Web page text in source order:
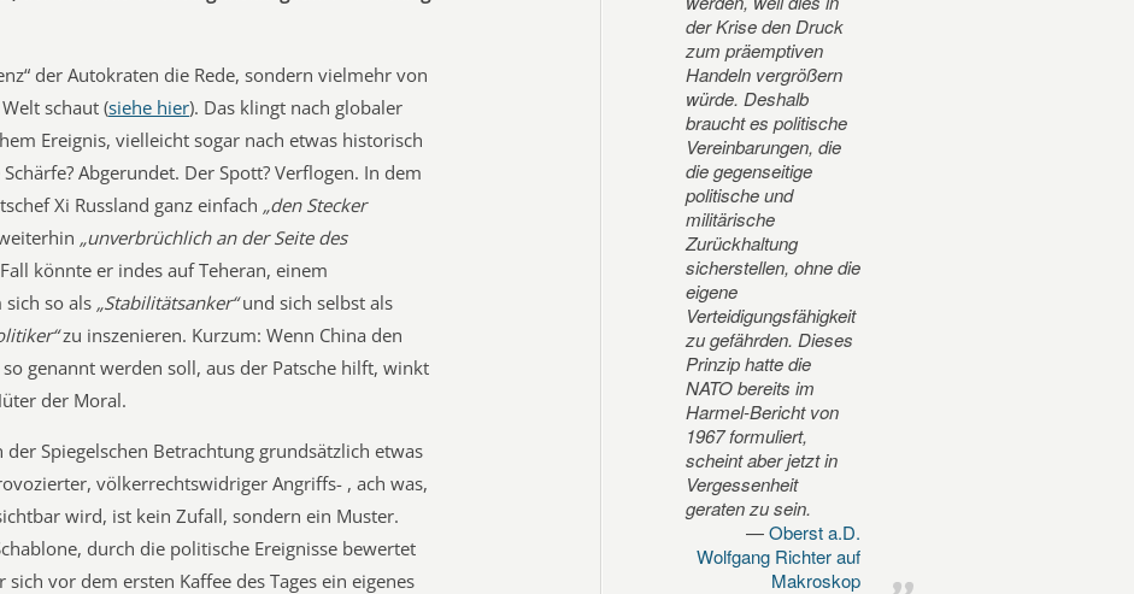
der Autokraten die Rede, sondern vielmehr von
schaut (siehe hier). Das klingt nach globaler
Ereignis, vielleicht sogar nach etwas historisch
Abgerundet. Der Spott? Verflogen. In dem
Xi Russland ganz einfach „den Stecker
„unverbrüchlich an der Seite des
könnte er indes auf Teheran, einem
so als „Stabilitätsanker“und sich selbst als
zu inszenieren. Kurzum: Wenn China den
genannt werden soll, aus der Patsche hilft, winkt
der Moral.
Spiegelschen Betrachtung grundsätzlich etwas
völkerrechtswidriger Angriffs- , ach was,
wird, ist kein Zufall, sondern ein Muster.
durch die politische Ereignisse bewertet
vor dem ersten Kaffee des Tages ein eigenes
der Krise den Druck
zum präemptiven
Handeln vergrößern
würde. Deshalb
braucht es politische
Vereinbarungen, die
die gegenseitige
politische und
militärische
Zurückhaltung
sicherstellen, ohne die
eigene
Verteidigungsfähigkeit
zu gefährden. Dieses
Prinzip hatte die
NATO bereits im
Harmel-Bericht von
1967 formuliert,
scheint aber jetzt in
Vergessenheit
geraten zu sein.
Oberst a.D.
Wolfgang Richter auf
Makroskop